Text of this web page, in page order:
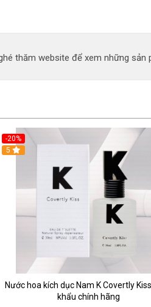
thăm website để xem những sản
-20%
5
Nước hoa kích dục Nam K Covertly
khẩu chính hãng